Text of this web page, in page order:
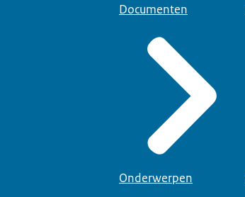
Documenten
Onderwerpen